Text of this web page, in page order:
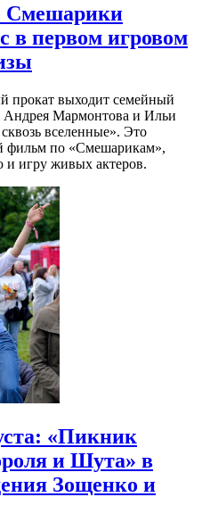
Смешарики
в первом игровом
прокат выходит семейный
Мармонтова и Ильи
вселенные». Это
фильм по «Смешарикам»,
игру живых актеров.
«Пикник
и Шута» в
Зощенко и